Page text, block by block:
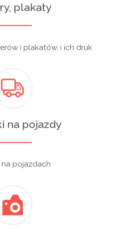
plakaty
i plakatów, i ich druk
na pojazdy
na pojazdach